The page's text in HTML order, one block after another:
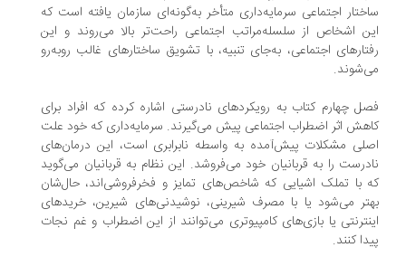
اجتماعی سرمایه‌داری متأخر به‌گونه‌‌ای سازمان یافته است که
اشخاص از سلسله‌مراتب اجتماعی راحت‌تر بالا می‌روند و این
اجتماعی، به‌جای تنبیه، با تشویق ساختارهای غالب روبه‌رو
چهارم کتاب به رویکردهای نادرستی اشاره کرده که افراد برای
اثر اضطراب اجتماعی پیش می‌گیرند. سرمایه‌داری که خود علت
مشکلات پیش‌آمده به واسطه نابرابری است، این درمان‌های
را به قربانیان خود می‌فروشد. این نظام به قربانیان می‌گوید
با تملک اشیایی که شاخص‌های تمایز و فخرفروشی‌اند، حال‌شان
می‌شود یا با مصرف شیرینی، نوشیدنی‌های شیرین، خریدهای
یا بازی‌های کامپیوتری می‌توانند از این اضطراب و غم نجات
کنند.